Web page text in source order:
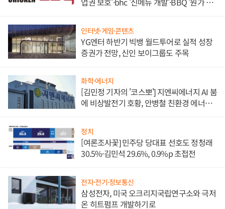
인터넷·게임·콘텐츠
YG엔터 하반기 빅뱅 월드투어로 실적 성장
증권가 전망, 신인 보이그룹도 주목
화학·에너지
[김민정 기자의 '코스뽀'] 지엔씨에너지 AI 붐
에 비상발전기 호황, 안병철 친환경 에너지
정치
[여론조사꽃] 민주당 당대표 선호도 정청래
30.5%·김민석 29.6%, 0.9%p 초접전
전자·전기·정보통신
삼성전자, 미국 오크리지국립연구소와 극저
온 히트펌프 개발하기로